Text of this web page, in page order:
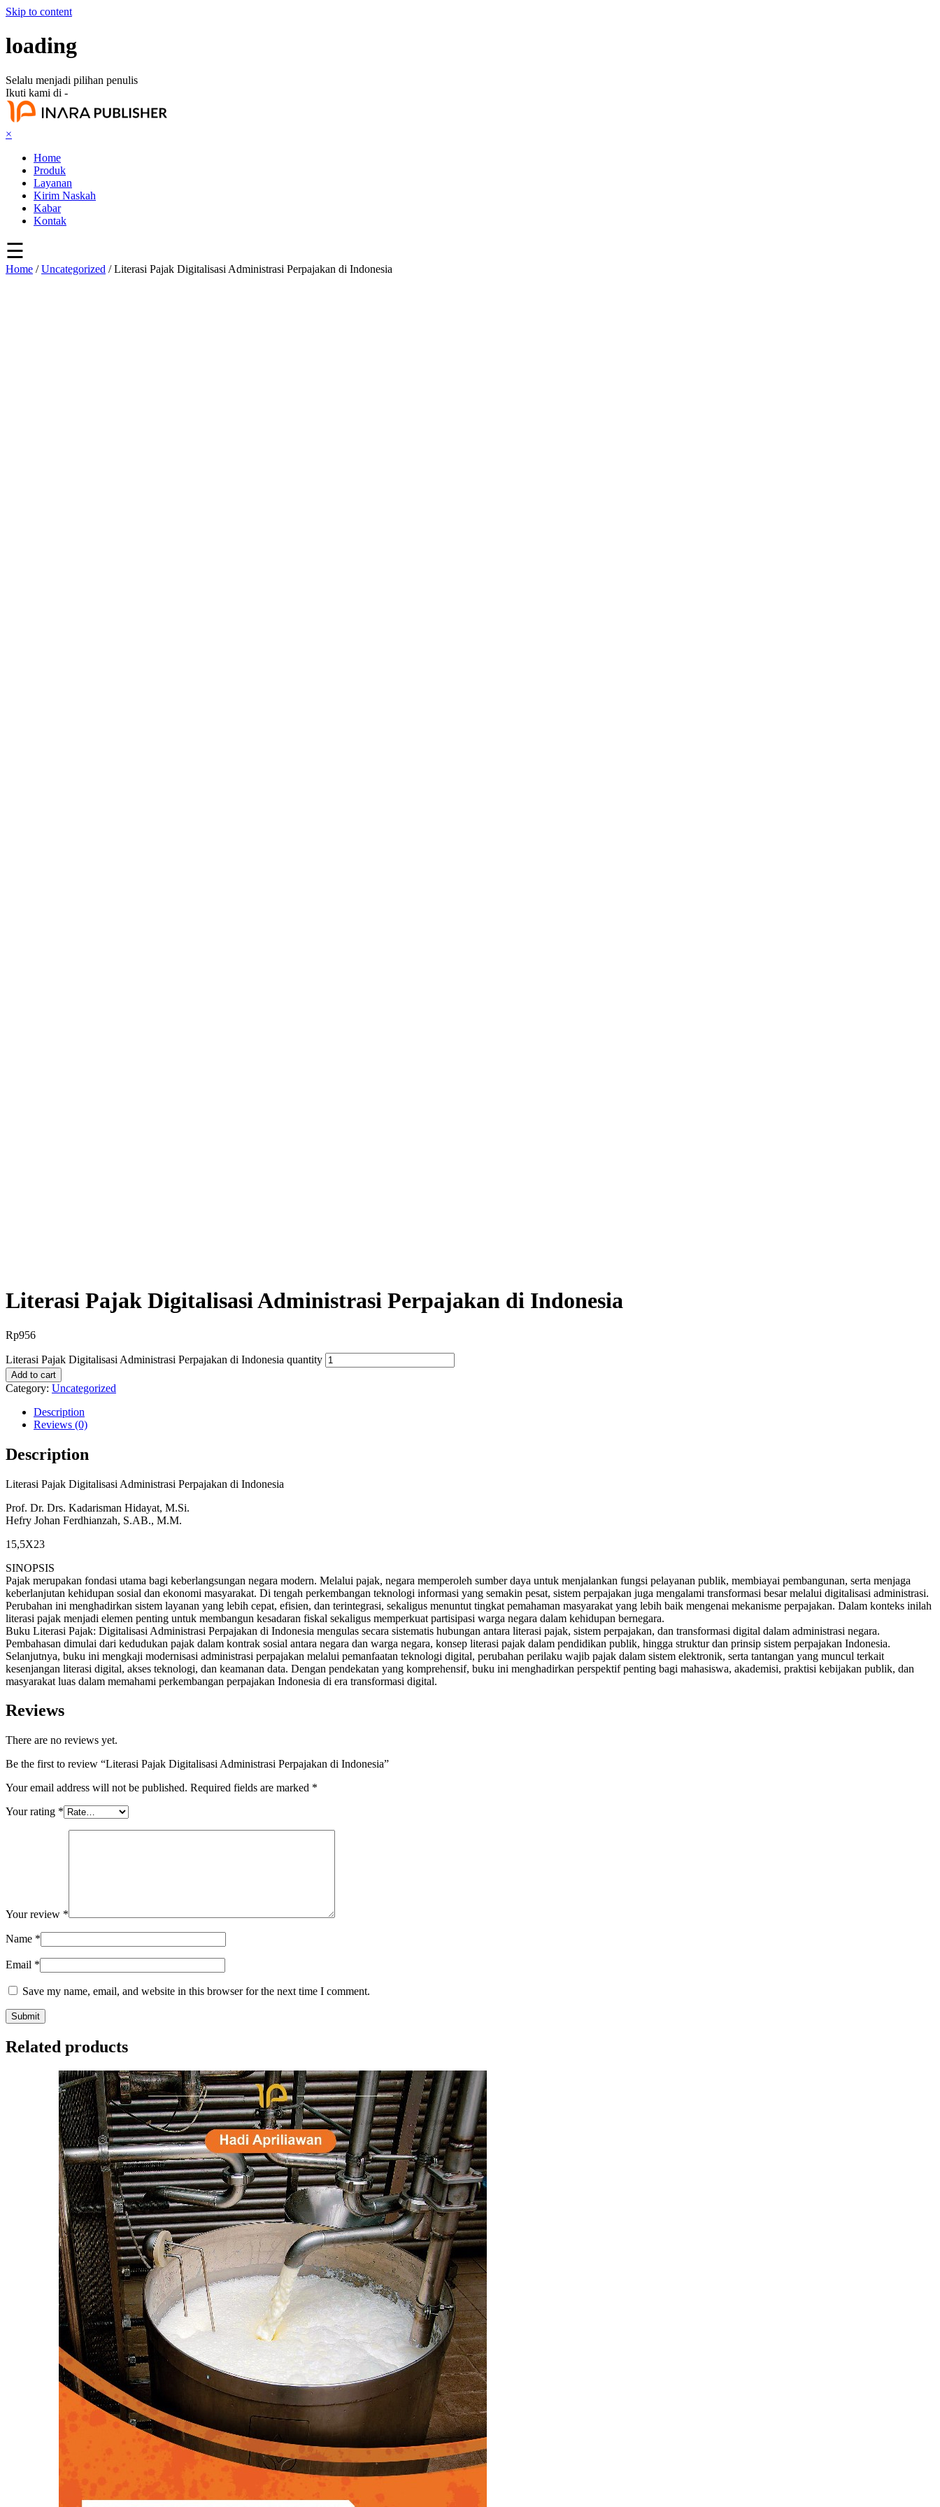
Skip to content
loading
Selalu menjadi pilihan penulis
Ikuti kami di -
×
Home
Produk
Layanan
Kirim Naskah
Kabar
Kontak
☰
Home /Uncategorized / Literasi Pajak Digitalisasi Administrasi Perpajakan di Indonesia
Literasi Pajak Digitalisasi Administrasi Perpajakan di Indonesia
Rp956
Literasi Pajak Digitalisasi Administrasi Perpajakan di Indonesia quantity
Add to cart
Category: Uncategorized
Description
Reviews (0)
Description
Literasi Pajak Digitalisasi Administrasi Perpajakan di Indonesia
Prof. Dr. Drs. Kadarisman Hidayat, M.Si.
Hefry Johan Ferdhianzah, S.AB., M.M.
15,5X23
SINOPSIS
Pajak merupakan fondasi utama bagi keberlangsungan negara modern. Melalui pajak, negara memperoleh sumber daya untuk menjalankan fungsi pelayanan publik, membiayai pembangunan, serta menjaga
keberlanjutan kehidupan sosial dan ekonomi masyarakat. Di tengah perkembangan teknologi informasi yang semakin pesat, sistem perpajakan juga mengalami transformasi besar melalui digitalisasi administrasi.
Perubahan ini menghadirkan sistem layanan yang lebih cepat, efisien, dan terintegrasi, sekaligus menuntut tingkat pemahaman masyarakat yang lebih baik mengenai mekanisme perpajakan. Dalam konteks inilah
literasi pajak menjadi elemen penting untuk membangun kesadaran fiskal sekaligus memperkuat partisipasi warga negara dalam kehidupan bernegara.
Buku Literasi Pajak: Digitalisasi Administrasi Perpajakan di Indonesia mengulas secara sistematis hubungan antara literasi pajak, sistem perpajakan, dan transformasi digital dalam administrasi negara.
Pembahasan dimulai dari kedudukan pajak dalam kontrak sosial antara negara dan warga negara, konsep literasi pajak dalam pendidikan publik, hingga struktur dan prinsip sistem perpajakan Indonesia.
Selanjutnya, buku ini mengkaji modernisasi administrasi perpajakan melalui pemanfaatan teknologi digital, perubahan perilaku wajib pajak dalam sistem elektronik, serta tantangan yang muncul terkait
kesenjangan literasi digital, akses teknologi, dan keamanan data. Dengan pendekatan yang komprehensif, buku ini menghadirkan perspektif penting bagi mahasiswa, akademisi, praktisi kebijakan publik, dan
masyarakat luas dalam memahami perkembangan perpajakan Indonesia di era transformasi digital.
Reviews
There are no reviews yet.
Be the first to review “Literasi Pajak Digitalisasi Administrasi Perpajakan di Indonesia”
Your email address will not be published. Required fields are marked *
Your rating *
Your review *
Name *
Email *
Save my name, email, and website in this browser for the next time I comment.
Related products